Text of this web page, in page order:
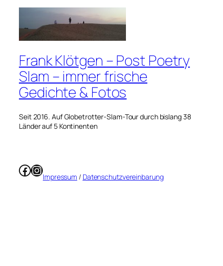
Frank Klötgen – Post Poetry
Slam – immer frische
Gedichte & Fotos
Seit 2016. Auf Globetrotter-Slam-Tour durch bislang 38
Länder auf 5 Kontinenten
Facebook
Instagram
Impressum / Datenschutzvereinbarung